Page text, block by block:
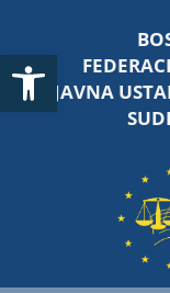
Open toolbar
content
JAVNA